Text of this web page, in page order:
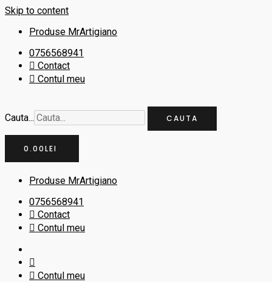
Skip to content
Produse MrArtigiano
0756568941
Contact
Contul meu
Cauta... CAUTA
0.00LEI
Produse MrArtigiano
0756568941
Contact
Contul meu
Contul meu